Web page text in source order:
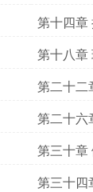
第十四章
第十八章
第二十二
第二十六
第三十章
第三十四